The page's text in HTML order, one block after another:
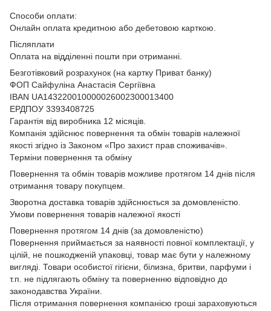
Способи оплати:
Онлайн оплата кредитною або дебетовою карткою.
Післяплати
Оплата на відділенні пошти при отриманні.
Безготівковий розрахунок (на картку Приват банку)
ФОП Сайфуліна Анастасія Сергіївна
IBAN UA143220010000026002300013400
ЕРДПОУ 3393408725
Гарантія від виробника 12 місяців.
Компанія здійснює повернення та обмін товарів належної
якості згідно із Законом «Про захист прав споживачів»
Терміни повернення та обміну
Повернення та обмін товарів можливе протягом 14 днів після
отримання товару покупцем.
Зворотна доставка товарів здійснюється за домовленістю.
Умови повернення товарів належної якості
Повернення протягом 14 днів (за домовленістю)
Повернення приймається за наявності повної комплектації, у
цілій, не пошкодженій упаковці, товар має бути у належному
вигляді. Товари особистої гігієни, білизна, бритви, парфуми і
т.п. не підлягають обміну та поверненню відповідно до
законодавства України.
Після отримання повернення компанією гроші зараховуються